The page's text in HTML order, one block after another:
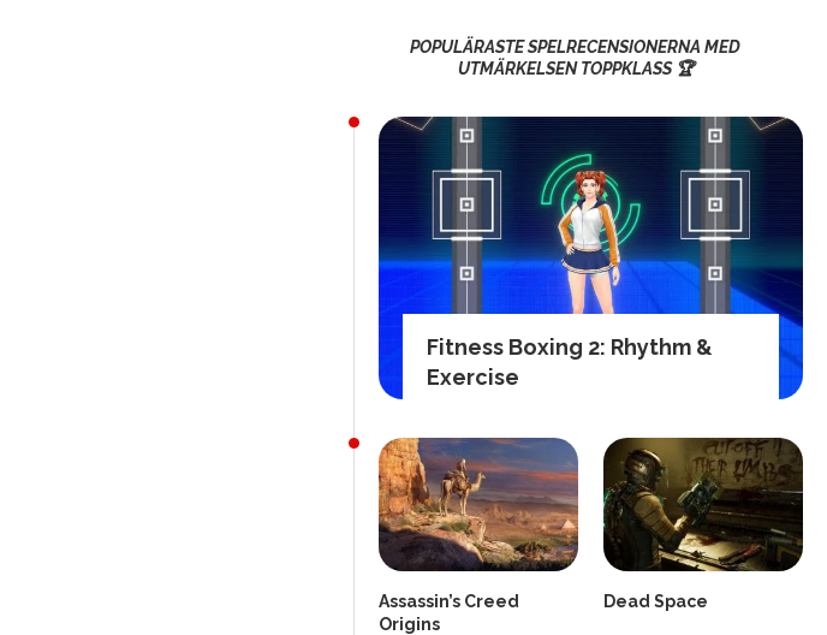
POPULÄRASTE SPELRECENSIONERNA MED
UTMÄRKELSEN TOPPKLASS 🏆
Fitness Boxing 2: Rhythm &
Exercise
Assassin’s Creed
Origins
Dead Space